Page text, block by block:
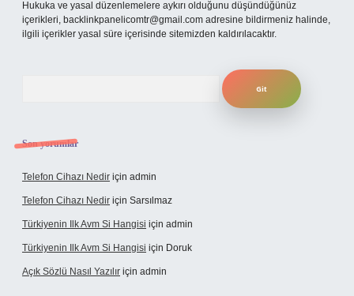
Hukuka ve yasal düzenlemelere aykırı olduğunu düşündüğünüz
içerikleri, backlinkpanelicomtr@gmail.com adresine bildirmeniz halinde,
ilgili içerikler yasal süre içerisinde sitemizden kaldırılacaktır.
Son yorumlar
Telefon Cihazı Nedir için admin
Telefon Cihazı Nedir için Sarsılmaz
Türkiyenin Ilk Avm Si Hangisi için admin
Türkiyenin Ilk Avm Si Hangisi için Doruk
Açık Sözlü Nasıl Yazılır için admin